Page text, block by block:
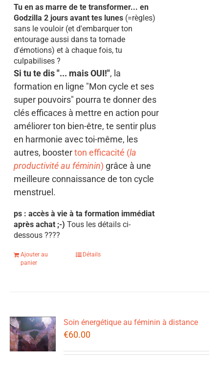
Tu en as marre de te transformer... en
Godzilla 2 jours avant tes lunes (=règles)
sans le vouloir (et d'embarquer ton
entourage aussi dans ta tornade
d'émotions) et à chaque fois, tu
culpabilises ?
Si tu te dis "... mais OUI!", la
formation en ligne "Mon cycle et ses
super pouvoirs" pourra te donner des
clés efficaces à mettre en action pour
améliorer ton bien-être, te sentir plus
en harmonie avec toi-même, les
autres, boosterton efficacité (la
productivité au féminin) grâce à une
meilleure connaissance de ton cycle
menstruel.
ps : accès à vie à ta formation immédiat
après achat ;-)Tous les détails ci-
dessous????
Ajouter au
panier
Détails
Soin énergétique au féminin à distance
€60.00